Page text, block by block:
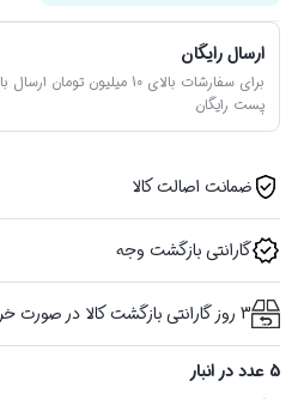
ارسال رایگان
برای سفارشات بالای 10 میلیون تومان ارسال با
پست رایگان
ضمانت اصالت کالا
گارانتی بازگشت وجه
3 روز گارانتی بازگشت کالا در صورت خرابی
5 عدد در انبار